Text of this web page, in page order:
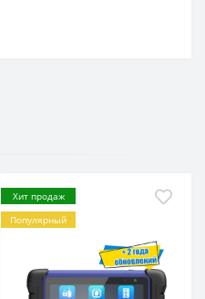
Хит продаж
Популярный